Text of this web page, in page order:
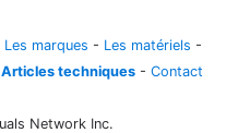
Les marques - Les matériels -
Articles techniques - Contact
Network Inc.